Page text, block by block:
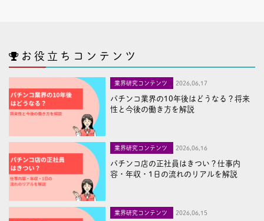
お役立ちコンテンツ
業界研究コンテンツ 2026,06,17
パチンコ業界の10年後はどうなる？将来
性と今後の働き方を解説
業界研究コンテンツ 2026,06,16
パチンコ店の正社員はきつい？仕事内
容・年収・1日の流れのリアルを解説
業界研究コンテンツ 2026,06,15